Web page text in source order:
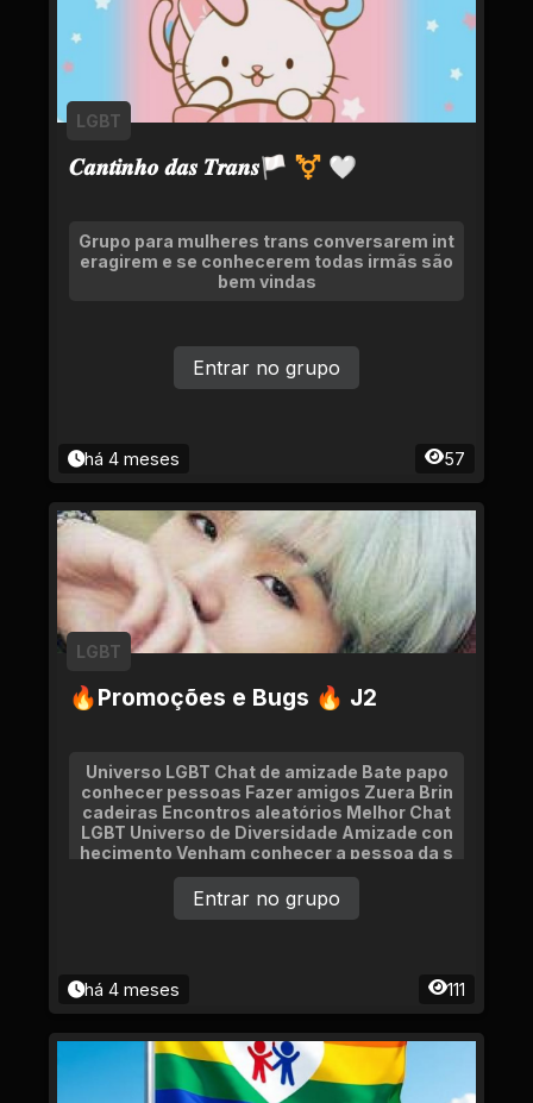
𝑪𝒂𝒏𝒕𝒊𝒏𝒉𝒐 𝒅𝒂𝒔 𝑻𝒓𝒂𝒏𝒔🏳 ⚧ 🤍
LGBT
Grupo para mulheres trans conversarem int
eragirem e se conhecerem todas irmãs são
bem vindas
há 4 meses 57
Entrar no grupo
🔥Promoções e Bugs 🔥 J2
LGBT
Universo LGBT Chat de amizade Bate papo
conhecer pessoas Fazer amigos Zuera Brin
cadeiras Encontros aleatórios Melhor Chat
LGBT Universo de Diversidade Amizade con
hecimento Venham conhecer a pessoa da s
ua vida Namoro
há 4 meses 111
Entrar no grupo